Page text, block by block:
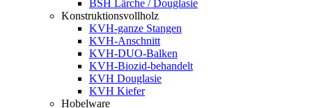
BSH Lärche / Douglasie
Konstruktionsvollholz
KVH-ganze Stangen
KVH-Anschnitt
KVH-DUO-Balken
KVH-Biozid-behandelt
KVH Douglasie
KVH Kiefer
Hobelware